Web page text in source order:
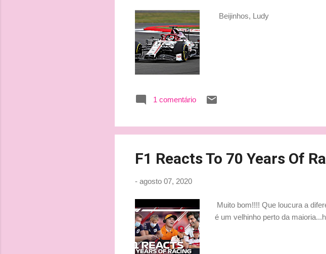
Beijinhos, Ludy
1 comentário
F1 Reacts To 70 Years Of
- agosto 07, 2020
Muito bom!!!! Que loucura a
é um velhinho perto da